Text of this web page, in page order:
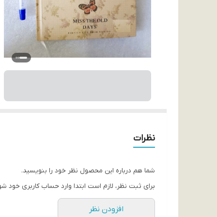
نظرات
شما هم درباره این محصول نظر خود را بنویسید.
برای ثبت نظر، لازم است ابتدا وارد حساب کاربری خود
افزودن نظر